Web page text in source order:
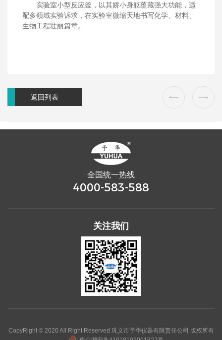
实验室小型反应釜，以其娇小身躯蕴藏强大功能，适
配多领域实验诉求，在实验室微缩天地书写化学、材料、
生物工程壮丽篇章。
返回列表
全国统一热线
4000-583-588
关注我们
CopyRight © 2020 All Right Reserved 巩义市予华仪器有限责任公司 版权所有